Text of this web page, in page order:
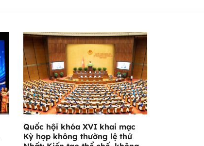
Quốc hội khóa XVI khai mạc
Kỳ họp không thường lệ thứ